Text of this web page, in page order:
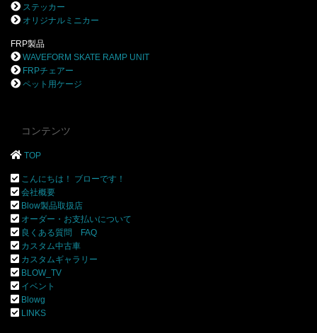
ステッカー
オリジナルミニカー
FRP製品
WAVEFORM SKATE RAMP UNIT
FRPチェアー
ペット用ケージ
コンテンツ
TOP
こんにちは！ ブローです！
会社概要
Blow製品取扱店
オーダー・お支払いについて
良くある質問 FAQ
カスタム中古車
カスタムギャラリー
BLOW_TV
イベント
Blowg
LINKS